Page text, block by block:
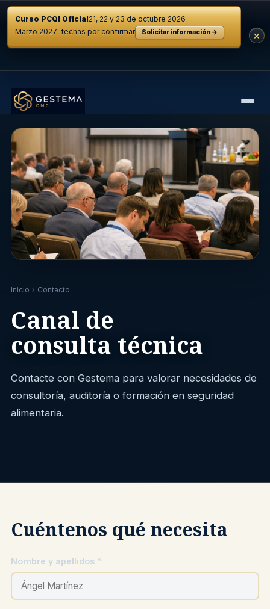
Curso PCQI Oficial21, 22 y 23 de octubre 2026
Marzo 2027: fechas por confirmar
Solicitar información → ×
Inicio › Contacto
Canal de
consulta técnica
Contacte con Gestema para valorar necesidades de
consultoría, auditoría o formación en seguridad
alimentaria.
Cuéntenos qué necesita
Nombre y apellidos *